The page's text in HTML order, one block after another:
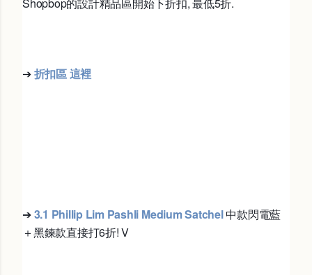
➔折扣區 這裡
➔3.1 Phillip Lim Pashli Medium Satchel 中款閃電藍
＋黑鍊款直接打6折! V